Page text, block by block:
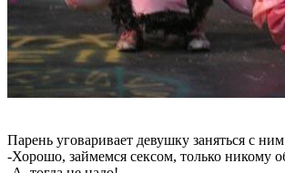
Парень уговаривает девушку заняться с
-Хорошо, займемся сексом, только никому